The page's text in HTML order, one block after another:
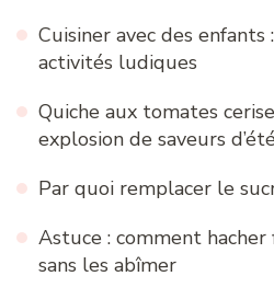
Cuisiner avec des
activités ludiques
Quiche aux tomates
explosion de saveurs
Par quoi remplacer le
Astuce : comment
sans les abîmer